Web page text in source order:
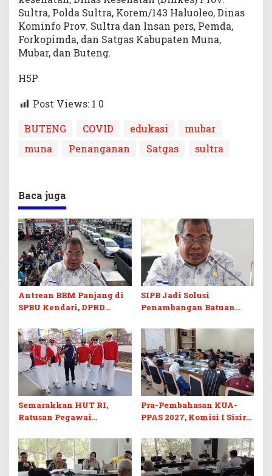
Sultra, Polda Sultra, Korem/143 Haluoleo, Dinas
Kominfo Prov. Sultra dan Insan pers, Pemda,
Forkopimda, dan Satgas Kabupaten Muna,
Mubar, dan Buteng.
H5P
Post Views: 1 0
BUTENG
COVID edukasi
mubar
muna
Penanganan Satgas sultra
Baca juga
Antrean BBM Panjang di
SPBU Kendari, DPRD
Barcode Curang
SIPB Jadi Solusi
Penambangan Batuan
di Sultra
Semarakkan HUT RI,
Ratusan Pegawai
Ikuti Lomba Bola Gotong
Pra-Pembahasan KUA-
PPAS 2027, Komisi I Sisir
Berkelanjutan